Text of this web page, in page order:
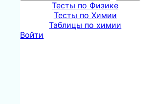
Тесты по Физике
Тесты по Химии
Таблицы по химии
Войти